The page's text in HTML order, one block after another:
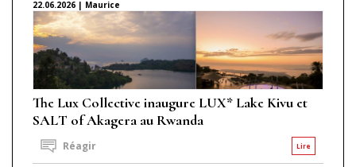
22.06.2026 | Maurice
The Lux Collective inaugure LUX* Lake Kivu et
SALT of Akagera au Rwanda
Lire
Réagir